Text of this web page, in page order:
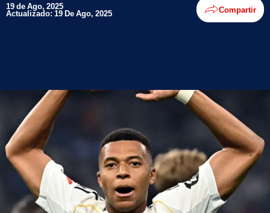
19 de Ago, 2025
Actualizado: 19 De Ago, 2025 Compartir